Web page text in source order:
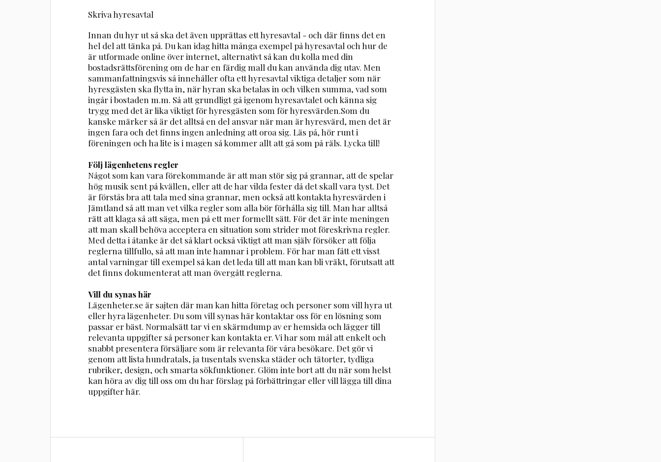
Skriva hyresavtal
Innan du hyr ut så ska det även upprättas ett hyresavtal - och där finns det en
hel del att tänka på. Du kan idag hitta många exempel på hyresavtal och hur de
är utformade online över internet, alternativt så kan du kolla med din
bostadsrättsförening om de har en färdig mall du kan använda dig utav. Men
sammanfattningsvis så innehåller ofta ett hyresavtal viktiga detaljer som när
hyresgästen ska flytta in, när hyran ska betalas in och vilken summa, vad som
ingår i bostaden m.m. Så att grundligt gå igenom hyresavtalet och känna sig
trygg med det är lika viktigt för hyresgästen som för hyresvärden.Som du
kanske märker så är det alltså en del ansvar när man är hyresvärd, men det är
ingen fara och det finns ingen anledning att oroa sig. Läs på, hör runt i
föreningen och ha lite is i magen så kommer allt att gå som på räls. Lycka till!
Följ lägenhetens regler
Något som kan vara förekommande är att man stör sig på grannar, att de spelar
hög musik sent på kvällen, eller att de har vilda fester då det skall vara tyst. Det
är förstås bra att tala med sina grannar, men också att kontakta hyresvärden i
Jämtland så att man vet vilka regler som alla bör förhålla sig till. Man har alltså
rätt att klaga så att säga, men på ett mer formellt sätt. För det är inte meningen
att man skall behöva acceptera en situation som strider mot föreskrivna regler.
Med detta i åtanke är det så klart också viktigt att man själv försöker att följa
reglerna tillfullo, så att man inte hamnar i problem. För har man fått ett visst
antal varningar till exempel så kan det leda till att man kan bli vräkt, förutsatt att
det finns dokumenterat att man övergått reglerna.
Vill du synas här
Lägenheter.se är sajten där man kan hitta företag och personer som vill hyra ut
eller hyra lägenheter. Du som vill synas här kontaktar oss för en lösning som
passar er bäst. Normalsätt tar vi en skärmdump av er hemsida och lägger till
relevanta uppgifter så personer kan kontakta er. Vi har som mål att enkelt och
snabbt presentera försäljare som är relevanta för våra besökare. Det gör vi
genom att lista hundratals, ja tusentals svenska städer och tätorter, tydliga
rubriker, design, och smarta sökfunktioner. Glöm inte bort att du när som helst
kan höra av dig till oss om du har förslag på förbättringar eller vill lägga till dina
uppgifter här.